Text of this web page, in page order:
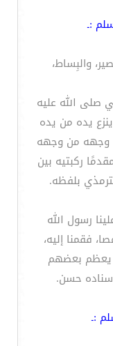
:ـ
والبِساط،
صلى الله عليه
يده من يده
وجهه من وجهه
ركبتيه بين
بلفظه.
رسول الله
فقمنا إليه،
يعظم بعضهم
حسن.
:ـ